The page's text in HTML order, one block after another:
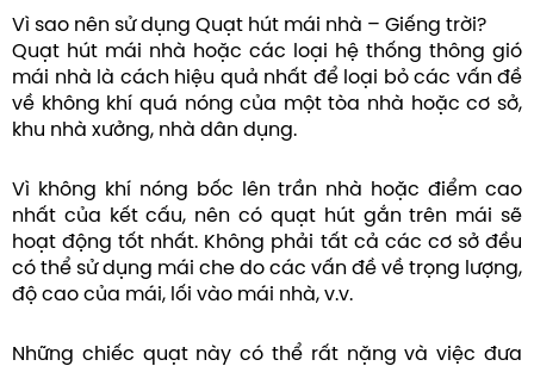
Vì sao nên sử dụng Quạt hút mái nhà – Giếng trời?
Quạt hút mái nhà hoặc các loại hệ thống thông gió
mái nhà là cách hiệu quả nhất để loại bỏ các vấn đề
về không khí quá nóng của một tòa nhà hoặc cơ sở,
khu nhà xưởng, nhà dân dụng.
Vì không khí nóng bốc lên trần nhà hoặc điểm cao
nhất của kết cấu, nên có quạt hút gắn trên mái sẽ
hoạt động tốt nhất. Không phải tất cả các cơ sở đều
có thể sử dụng mái che do các vấn đề về trọng lượng,
độ cao của mái, lối vào mái nhà, v.v.
Những chiếc quạt này có thể rất nặng và việc đưa